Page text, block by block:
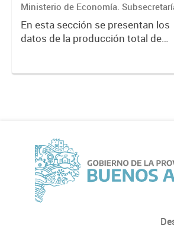
Ministerio de Economía.
de Coordinación Económica y
Estadística. Dirección Provincial de
Estadística.
En esta sección se presentan los
datos de la producción total de